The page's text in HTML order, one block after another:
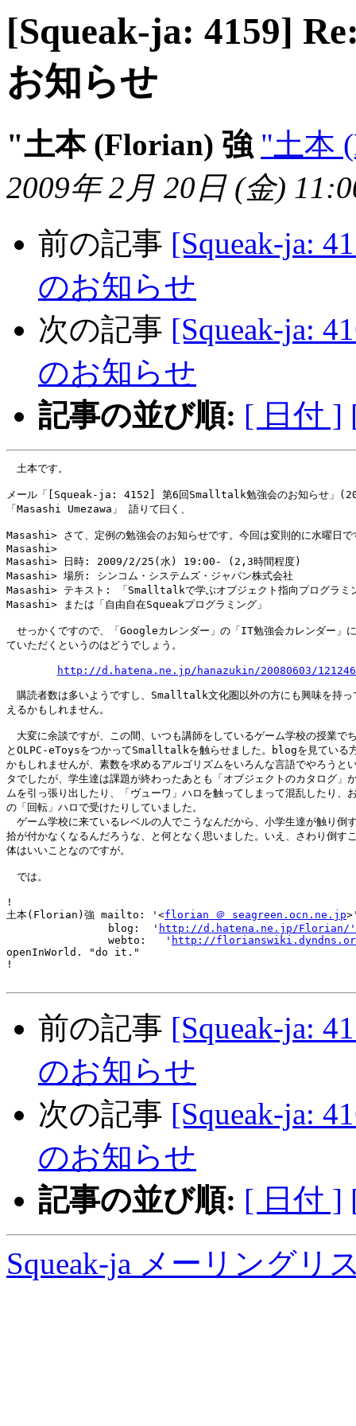
[Squeak-ja: 4159]
お知らせ
"土本 (Florian) 強 "土本
2009年 2月 20日 (金)
前の記事 [Squeak-ja:
のお知らせ
次の記事 [Squeak-ja:
のお知らせ
記事の並び順: [ 日付 ]
土本です。
メール「[Squeak-ja: 4152] 第6回Smalltalk勉強会のお知らせ」
「Masashi Umezawa」 語りて曰く、
Masashi> さて、定例の勉強会のお知らせです。今回は変則的に水曜日で
Masashi>
Masashi> 日時: 2009/2/25(水) 19:00- (2,3時間程度)
Masashi> 場所: シンコム・システムズ・ジャパン株式会社
Masashi> テキスト: 「Smalltalkで学ぶオブジェクト指向プログラミ
Masashi> または「自由自在Squeakプログラミング」
せっかくですので、「Googleカレンダー」の「IT勉強会カレンダー」
ていただくというのはどうでしょう。
http://d.hatena.ne.jp/hanazukin/20080603/
購読者数は多いようですし、Smalltalk文化圏以外の方にも興味を持っ
えるかもしれません。
大変に余談ですが、この間、いつも講師をしているゲーム学校の授業で
とOLPC-eToysをつかってSmalltalkを触らせました。blogを見ている
かもしれませんが、素数を求めるアルゴリズムをいろんな言語でやろうと
タでしたが、学生達は課題が終わったあとも「オブジェクトのカタログ」
ムを引っ張り出したり、「ヴューワ」ハロを触ってしまって混乱したり、
の「回転」ハロで受けたりしていました。
ゲーム学校に来ているレベルの人でこうなんだから、小学生達が触り倒
拾が付かなくなるんだろうな、と何となく思いました。いえ、さわり倒す
体はいいことなのですが。
では。
!
土本(Florian)強 mailto: '<florian ＠ seagreen.ocn.ne.jp
                blog:  '
http://d.hatena.ne.jp/Florian/'
                webto:   '
http://
openInWorld. "do it."
!
前の記事 [Squeak-ja:
のお知らせ
次の記事 [Squeak-ja:
のお知らせ
記事の並び順: [ 日付 ]
Squeak-ja メーリングリ